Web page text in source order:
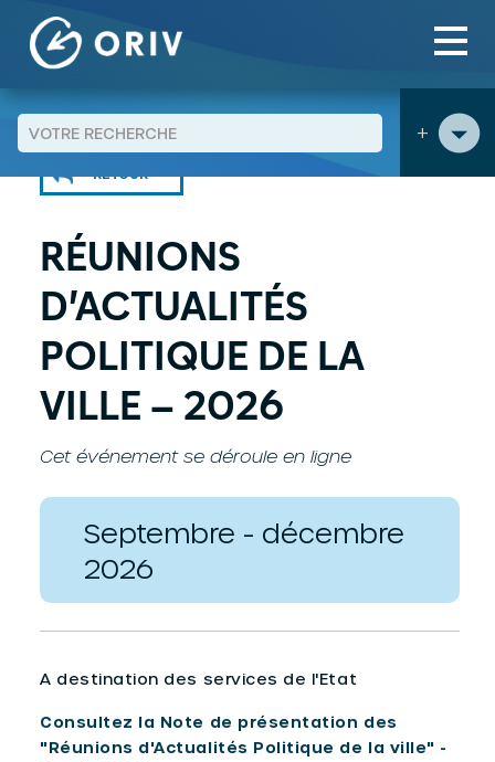
Aller au contenu
+
Agenda > Réunions d’actualités Politique de la ville - 2026
RETOUR
RÉUNIONS
D’ACTUALITÉS
POLITIQUE DE LA
VILLE – 2026
Cet événement se déroule en ligne
Septembre - décembre
2026
A destination des services de l'Etat
Consultez la Note de présentation des
"Réunions d'Actualités Politique de la ville" -
Panneau de gestion des cookies